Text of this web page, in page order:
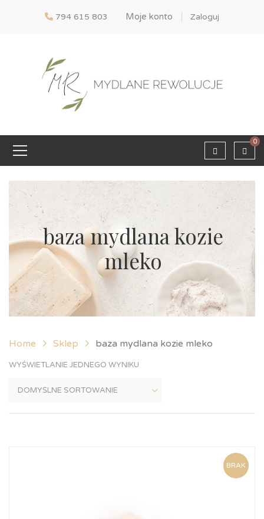
794 615 803 Moje konto Zaloguj
0
baza mydlana kozie
mleko
Home Sklep baza mydlana kozie mleko
WYŚWIETLANIE JEDNEGO WYNIKU
BRAK